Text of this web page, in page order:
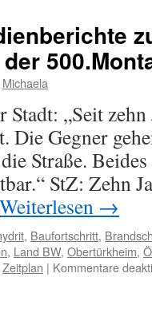
Michaela
Stadt: „Seit
Die Gegner
Straße.
StZ: Zehn
Weiterlesen →
, Baufortschritt,
, Land BW, Obertürkheim,
Zeitplan | Kommentare